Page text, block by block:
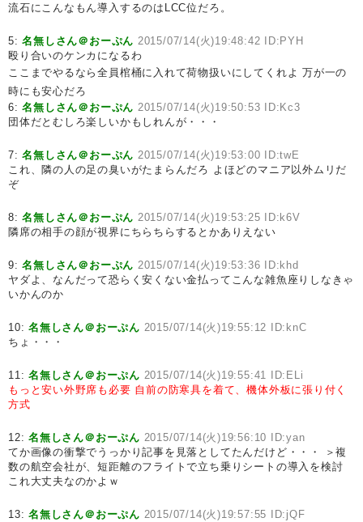
流石にこんなもん導入するのはLCC位だろ。
5:名無しさん＠おーぷん 2015/07/14(火)19:48:42 ID:PYH
殴り合いのケンカになるわ
ここまでやるなら全員棺桶に入れて荷物扱いにしてくれよ 万が一の
時にも安心だろ
6:名無しさん＠おーぷん 2015/07/14(火)19:50:53 ID:Kc3
団体だとむしろ楽しいかもしれんが・・・
7:名無しさん＠おーぷん 2015/07/14(火)19:53:00 ID:twE
これ、隣の人の足の臭いがたまらんだろ よほどのマニア以外ムリだ
ぞ
8:名無しさん＠おーぷん 2015/07/14(火)19:53:25 ID:k6V
隣席の相手の顔が視界にちらちらするとかありえない
9:名無しさん＠おーぷん 2015/07/14(火)19:53:36 ID:khd
ヤダよ、なんだって恐らく安くない金払ってこんな雑魚座りしなきゃ
いかんのか
10:名無しさん＠おーぷん 2015/07/14(火)19:55:12 ID:knC
ちょ・・・
11:名無しさん＠おーぷん 2015/07/14(火)19:55:41 ID:ELi
もっと安い外野席も必要 自前の防寒具を着て、機体外板に張り付く
方式
12:名無しさん＠おーぷん 2015/07/14(火)19:56:10 ID:yan
てか画像の衝撃でうっかり記事を見落としてたんだけど・・・ ＞複
数の航空会社が、短距離のフライトで立ち乗りシートの導入を検討
これ大丈夫なのかよｗ
13:名無しさん＠おーぷん 2015/07/14(火)19:57:55 ID:jQF